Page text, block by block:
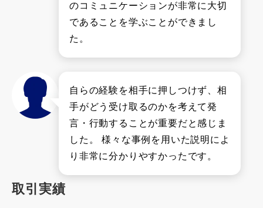
のコミュニケーションが非常に大切
であることを学ぶことができまし
た。
自らの経験を相手に押しつけず、相
手がどう受け取るのかを考えて発
言・行動することが重要だと感じま
した。 様々な事例を用いた説明によ
り非常に分かりやすかったです。
取引実績